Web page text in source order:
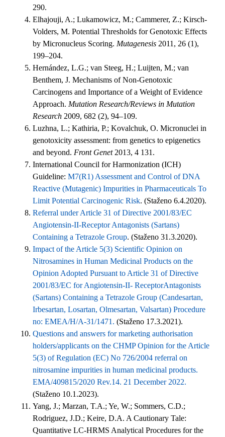
290.
Elhajouji, A.; Lukamowicz, M.; Cammerer, Z.; Kirsch-
Volders, M. Potential Thresholds for Genotoxic Effects
by Micronucleus Scoring. Mutagenesis 2011, 26 (1),
199–204.
Hernández, L.G.; van Steeg, H.; Luijten, M.; van
Benthem, J. Mechanisms of Non-Genotoxic
Carcinogens and Importance of a Weight of Evidence
Approach. Mutation Research/Reviews in Mutation
Research 2009, 682 (2), 94–109.
Luzhna, L.; Kathiria, P.; Kovalchuk, O. Micronuclei in
genotoxicity assessment: from genetics to epigenetics
and beyond. Front Genet2013, 4 131.
International Council for Harmonization (ICH)
Guideline: M7(R1) Assessment and Control of DNA
Reactive (Mutagenic) Impurities in Pharmaceuticals To
Limit Potential Carcinogenic Risk. (Staženo 6.4.2020).
Referral under Article 31 of Directive 2001/83/EC
Angiotensin-II-Receptor Antagonists (Sartans)
Containing a Tetrazole Group. (Staženo 31.3.2020).
Impact of the Article 5(3) Scientific Opinion on
Nitrosamines in Human Medicinal Products on the
Opinion Adopted Pursuant to Article 31 of Directive
2001/83/EC for Angiotensin-II- ReceptorAntagonists
(Sartans) Containing a Tetrazole Group (Candesartan,
Irbesartan, Losartan, Olmesartan, Valsartan) Procedure
no: EMEA/H/A-31/1471. (Staženo 17.3.2021).
Questions and answers for marketing authorisation
holders/applicants on the CHMP Opinion for the Article
5(3) of Regulation (EC) No 726/2004 referral on
nitrosamine impurities in human medicinal products.
EMA/409815/2020 Rev.14. 21 December 2022.
(Staženo 10.1.2023).
Yang, J.; Marzan, T.A.; Ye, W.; Sommers, C.D.;
Rodriguez, J.D.; Keire, D.A. A Cautionary Tale:
Quantitative LC-HRMS Analytical Procedures for the